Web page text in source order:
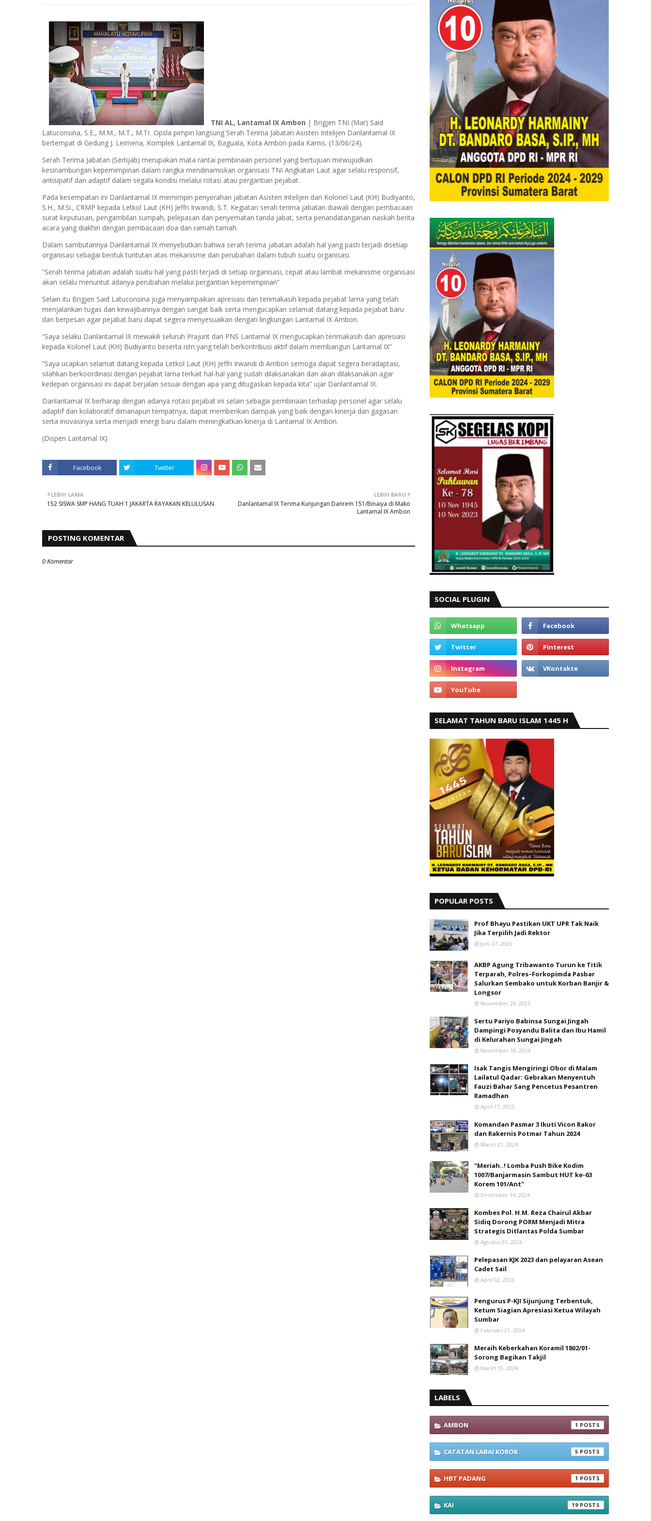
TNI AL, Lantamal IX Ambon | Brigjen TNI (Mar) Said
Latuconsina, S.E., M.M., M.T., M.Tr. Opsla pimpin langsung Serah Terima Jabatan Asisten Intelijen Danlantamal IX
bertempat di Gedung J. Leimena, Komplek Lantamal IX, Baguala, Kota Ambon pada Kamis. (13/06/24).
Serah Terima Jabatan (Sertijab) merupakan mata rantai pembinaan personel yang bertujuan mewujudkan
kesinambungan kepemimpinan dalam rangka mendinamiskan organisasi TNI Angkatan Laut agar selalu responsif,
antisipatif dan adaptif dalam segala kondisi melalui rotasi atau pergantian pejabat.
Pada kesempatan ini Danlantamal IX memimpin penyerahan jabatan Asisten Intelijen dari Kolonel Laut (KH) Budiyanto,
S.H., M.Si., CRMP kepada Letkol Laut (KH) Jeffri Irwandi, S.T. Kegiatan serah terima jabatan diawali dengan pembacaan
surat keputusan, pengambilan sumpah, pelepasan dan penyematan tanda jabat, serta penandatanganan naskah berita
acara yang diakhiri dengan pembacaan doa dan ramah tamah.
Dalam sambutannya Danlantamal IX menyebutkan bahwa serah terima jabatan adalah hal yang pasti terjadi disetiap
organisasi sebagai bentuk tuntutan atas mekanisme dan perubahan dalam tubuh suatu organisasi.
“Serah terima jabatan adalah suatu hal yang pasti terjadi di setiap organisasi, cepat atau lambat mekanisme organisasi
akan selalu menuntut adanya perubahan melalui pergantian kepemimpinan”
Selain itu Brigjen Said Latuconsina juga menyampaikan apresiasi dan terimakasih kepada pejabat lama yang telah
menjalankan tugas dan kewajibannya dengan sangat baik serta mengucapkan selamat datang kepada pejabat baru
dan berpesan agar pejabat baru dapat segera menyesuaikan dengan lingkungan Lantamal IX Ambon.
“Saya selaku Danlantamal IX mewakili seluruh Prajurit dan PNS Lantamal IX mengucapkan terimakasih dan apresiasi
kepada Kolonel Laut (KH) Budiyanto beserta istri yang telah berkontribusi aktif dalam membangun Lantamal IX”
“Saya ucapkan selamat datang kepada Letkol Laut (KH) Jeffri Irwandi di Ambon semoga dapat segera beradaptasi,
silahkan berkoordinasi dengan pejabat lama terkait hal-hal yang sudah dilaksanakan dan akan dilaksanakan agar
kedepan organisasi ini dapat berjalan sesuai dengan apa yang ditugaskan kepada kita” ujar Danlantamal IX.
Danlantamal IX berharap dengan adanya rotasi pejabat ini selain sebagai pembinaan terhadap personel agar selalu
adaptif dan kolaboratif dimanapun tempatnya, dapat memberikan dampak yang baik dengan kinerja dan gagasan
serta inovasinya serta menjadi energi baru dalam meningkatkan kinerja di Lantamal IX Ambon.
(Dispen Lantamal IX)
Facebook Twitter
LEBIH BARU
Danlantamal IX Terima Kunjungan Danrem 151/Binaiya di Mako
Lantamal IX Ambon
LEBIH LAMA
152 SISWA SMP HANG TUAH 1 JAKARTA RAYAKAN KELULUSAN
POSTING KOMENTAR
0 Komentar
SOCIAL PLUGIN
SELAMAT TAHUN BARU ISLAM 1445 H
POPULAR POSTS
Prof Bhayu Pastikan UKT UPR Tak Naik
Jika Terpilih Jadi Rektor
Juni 27, 2026
AKBP Agung Tribawanto Turun ke Titik
Terparah, Polres–Forkopimda Pasbar
Salurkan Sembako untuk Korban Banjir &
Longsor
November 29, 2025
Sertu Pariyo Babinsa Sungai Jingah
Dampingi Posyandu Balita dan Ibu Hamil
di Kelurahan Sungai Jingah
November 18, 2024
Isak Tangis Mengiringi Obor di Malam
Lailatul Qadar: Gebrakan Menyentuh
Fauzi Bahar Sang Pencetus Pesantren
Ramadhan
April 17, 2023
Komandan Pasmar 3 Ikuti Vicon Rakor
dan Rakernis Potmar Tahun 2024
Maret 21, 2024
"Meriah..! Lomba Push Bike Kodim
1007/Banjarmasin Sambut HUT ke-63
Korem 101/Ant"
Desember 14, 2024
Kombes Pol. H.M. Reza Chairul Akbar
Sidiq Dorong PORM Menjadi Mitra
Strategis Ditlantas Polda Sumbar
Agustus 01, 2026
Pelepasan KJK 2023 dan pelayaran Asean
Cadet Sail
April 02, 2023
Pengurus P-KJI Sijunjung Terbentuk,
Ketum Siagian Apresiasi Ketua Wilayah
Sumbar
Februari 21, 2024
Meraih Keberkahan Koramil 1802/01-
Sorong Bagikan Takjil
Maret 19, 2024
LABELS
AMBON 1
CATATAN LABAI KOROK 5
HBT PADANG 1
KAI 19